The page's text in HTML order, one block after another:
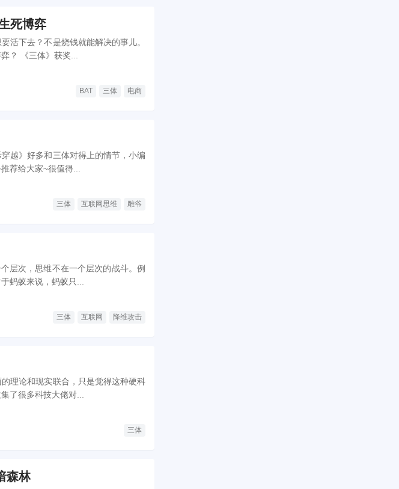
死博弈
活下去？不是烧钱就能解决的事儿。
是相生相灭还是你死我活？你有没有准备好加入这场生死博弈？ 《三体》获奖...
BAT 三体 电商
越》好多和三体对得上的情节，小编
荐给大家~很值得...
三体 互联网思维 雕爷
层次，思维不在一个层次的战斗。例
蚂蚁来说，蚂蚁只...
三体 互联网 降维攻击
理论和现实联合，只是觉得这种硬科
了很多科技大佬对...
三体
森林